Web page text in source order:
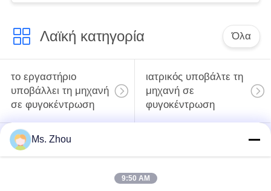
Λαϊκή κατηγορία Όλα
το εργαστήριο
υποβάλλει τη μηχανή
σε φυγοκέντρωση
ιατρικός υποβάλτε τη
μηχανή σε
φυγοκέντρωση
PRP PRF υποβάλλει
υποβάλτε τη μηχανή
Ms. Zhou
9:50 AM